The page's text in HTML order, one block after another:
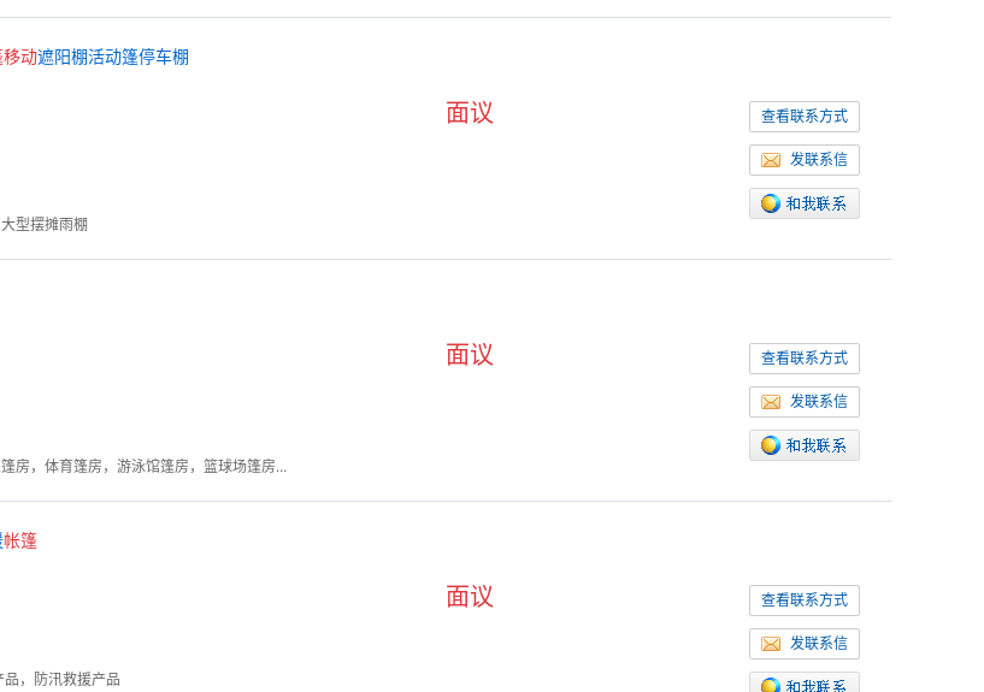
移动遮阳棚活动篷停车棚
型摆摊雨棚
查看联系方式
发联系信
面议
户外活动篷房，安检篷房，会展篷房，展览篷房，体育篷房，游泳馆篷房，篮球场篷房，婚庆篷房， 帐篷，仓储篷房，啤酒节篷房，玻璃幕墙
查看联系方式
发联系信
面议
帐篷
，防汛救援产品
查看联系方式
发联系信
面议